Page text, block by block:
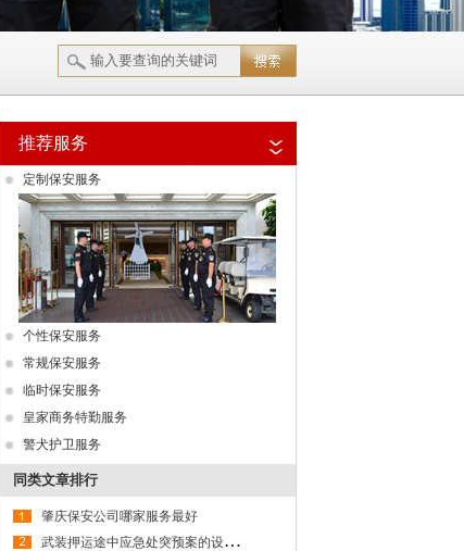
推荐服务
定制保安服务
个性保安服务
常规保安服务
临时保安服务
皇家商务特勤服务
警犬护卫服务
同类文章排行
肇庆保安公司哪家服务最好
武
装押运途中应急处突预案的设计与应用